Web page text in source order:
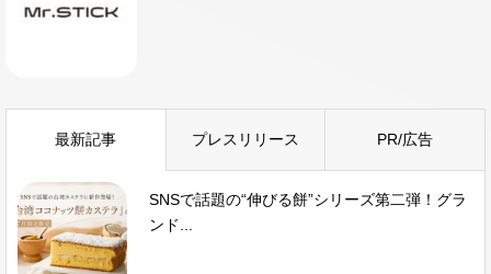
最新記事 プレスリリース PR/広告
SNSで話題の“伸びる餅”シリーズ第二弾！グラ
ンド...